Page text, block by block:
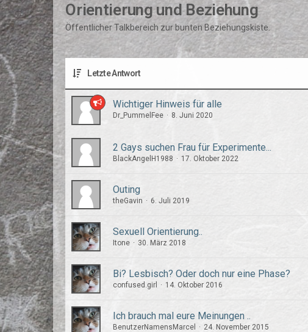
Orientierung und Beziehung
Öffentlicher Talkbereich zur bunten Beziehungskiste.
Letzte Antwort
Wichtiger Hinweis für alle
Dr_PummelFee 8. Juni 2020
2 Gays suchen Frau für Experimente...
BlackAngelH1988 17. Oktober 2022
Outing
theGavin 6. Juli 2019
Sexuell Orientierung..
Itone 30. März 2018
Bi? Lesbisch? Oder doch nur eine Phase?
confused.girl 14. Oktober 2016
Ich brauch mal eure Meinungen ..
BenutzerNamensMarcel 24. November 2015